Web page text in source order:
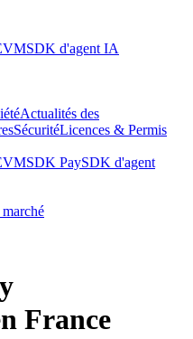
SDK d'agent IA
Actualités des
SécuritéLicences & Permis
SDK PaySDK d'agent
France